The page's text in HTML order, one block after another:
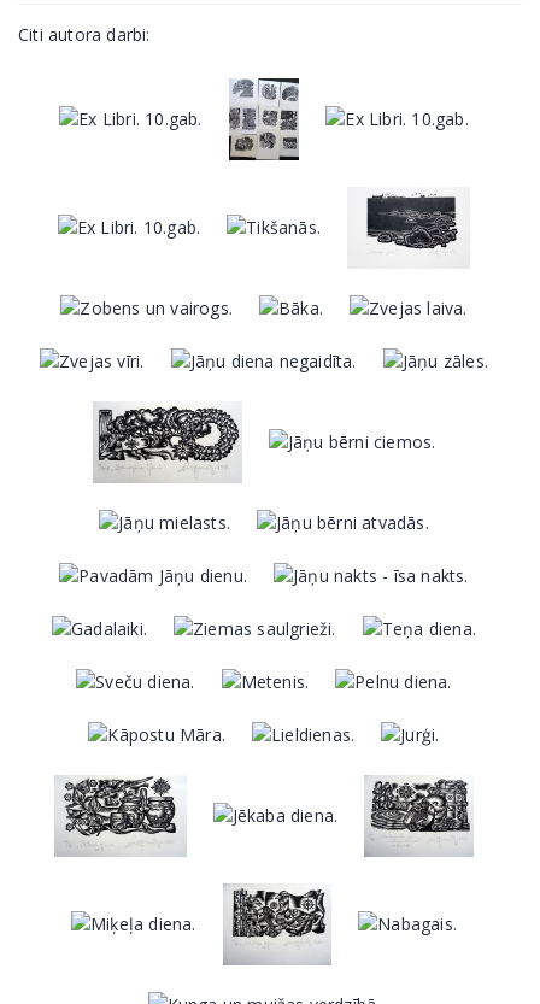
Citi autora darbi: